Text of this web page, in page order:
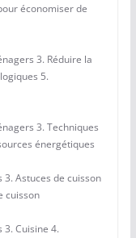
économiser de
3. Réduire la
5.
3. Techniques
énergétiques
Astuces de cuisson
cuisson
Cuisine 4.